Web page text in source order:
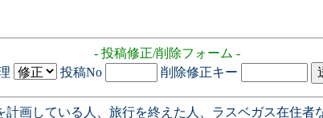
- 投稿修正/削除フォーム -
投稿No 削除修正キー
画している人、旅行を終えた人、ラスベガス在住者